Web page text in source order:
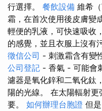
行選擇。 餐飲設備 維希
霜，在首次使用後皮膚變
輕便的乳液，可快速吸收
的感覺，並且衣服上沒有
徵信公司 - 刺激霜含有變
公司登記 - 香氣 - 可能會
濾器是氧化鋅和二氧化鈦
陽的光線。 在太陽輻射
要。 如何辦理台胞證 但